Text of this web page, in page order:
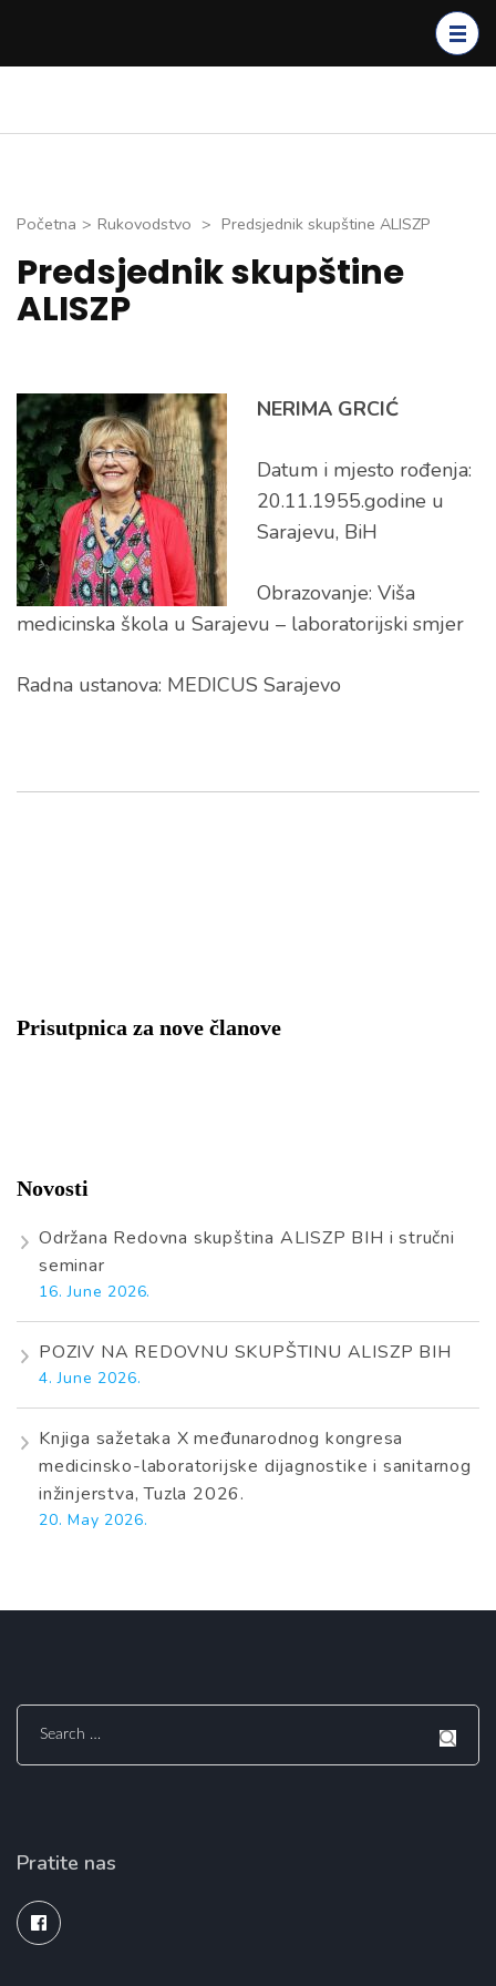
Enter)
Početna > Rukovodstvo > Predsjednik skupštine ALISZP
Predsjednik skupštine
ALISZP
NERIMA GRCIĆ
Datum i mjesto rođenja:
20.11.1955.godine u
Sarajevu, BiH
Obrazovanje: Viša
medicinska škola u Sarajevu – laboratorijski smjer
Radna ustanova: MEDICUS Sarajevo
Prisutpnica za nove članove
Novosti
Održana Redovna skupština ALISZP BIH i stručni
seminar
16. June 2026.
POZIV NA REDOVNU SKUPŠTINU ALISZP BIH
4. June 2026.
Knjiga sažetaka X međunarodnog kongresa
medicinsko-laboratorijske dijagnostike i sanitarnog
inžinjerstva, Tuzla 2026.
20. May 2026.
Search
for:
Pratite nas